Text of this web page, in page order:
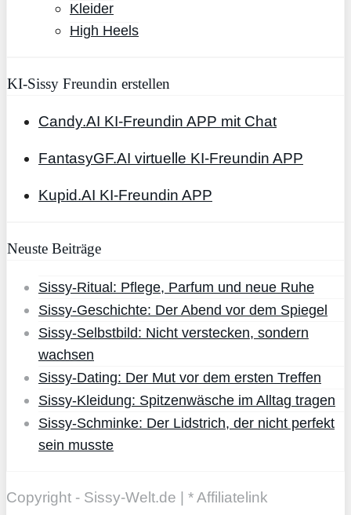
Kleider
High Heels
KI-Sissy Freundin erstellen
Candy.AI KI-Freundin APP mit Chat
FantasyGF.AI virtuelle KI-Freundin APP
Kupid.AI KI-Freundin APP
Neuste Beiträge
Sissy-Ritual: Pflege, Parfum und neue Ruhe
Sissy-Geschichte: Der Abend vor dem Spiegel
Sissy-Selbstbild: Nicht verstecken, sondern
wachsen
Sissy-Dating: Der Mut vor dem ersten Treffen
Sissy-Kleidung: Spitzenwäsche im Alltag tragen
Sissy-Schminke: Der Lidstrich, der nicht perfekt
sein musste
Copyright - Sissy-Welt.de | * Affiliatelink